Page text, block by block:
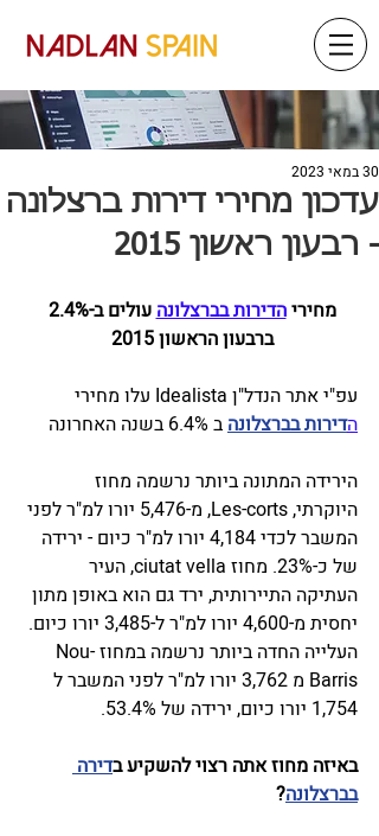
עדכון מחירי דירות ברצלונה
- רבעון ראשון 2015
30 במאי 2023
מחירי הדירות בברצלונה
ברבעון הראשון 2015
עפ"י אתר הנדל"ן Idealista עלו מחירי
הדירות בברצלונה ב 6.4% בשנה האחרונה
הירידה המתונה ביותר נרשמה מחוז
היוקרתי, Les-corts, מ-5,476 יורו למ"ר לפני
המשבר לכדי 4,184 יורו למ"ר כיום - ירידה
של כ-23%. מחוז ciutat vella, העיר
העתיקה התיירותית, ירד גם הוא באופן מתון
יחסית מ-4,600 יורו למ"ר ל-3,485 יורו כיום.
העלייה החדה ביותר נרשמה במחוז Nou-
Barris מ 3,762 יורו למ"ר לפני המשבר ל
1,754 יורו כיום, ירידה של 53.4%.
באיזה מחוז אתה רצוי להשקיע בדירה
בברצלונה?